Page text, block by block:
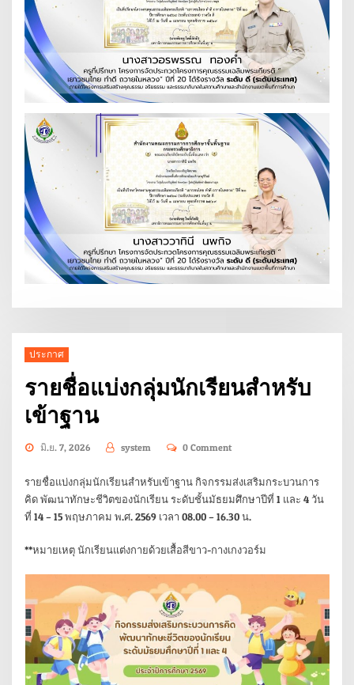
ประกาศ
รายชื่อแบ่งกลุ่มนักเรียนสำหรับ
เข้าฐาน
มิ.ย. 7, 2026 system 0 Comment
รายชื่อแบ่งกลุ่มนักเรียนสำหรับเข้าฐาน กิจกรรมส่งเสริมกระบวนการ
คิด พัฒนาทักษะชีวิตของนักเรียน ระดับชั้นมัธยมศึกษาปีที่ 1 และ 4 วัน
ที่ 14 – 15 พฤษภาคม พ.ศ. 2569 เวลา 08.00 – 16.30 น.
**หมายเหตุ นักเรียนแต่งกายด้วยเสื้อสีขาว-กางเกงวอร์ม